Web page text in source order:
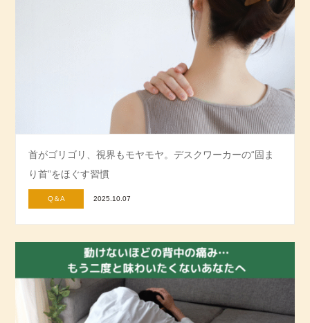
首がゴリゴリ、視界もモヤモヤ。デスクワーカーの“固ま
り首”をほぐす習慣
Q＆A 2025.10.07